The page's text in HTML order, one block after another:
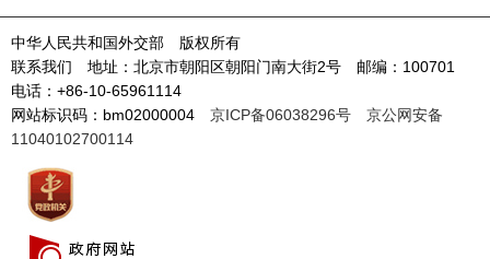
中华人民共和国外交部 版权所有
联系我们 地址：北京市朝阳区朝阳门南大街2号 邮编：100701
电话：+86-10-65961114
网站标识码：bm02000004 京ICP备06038296号
京公网安备
11040102700114